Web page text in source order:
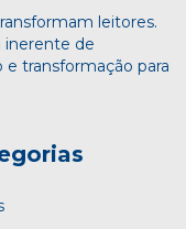
leitores.
inerente de
transformação para